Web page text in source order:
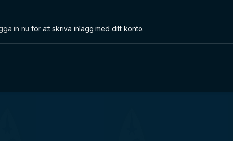
in nu för att skriva inlägg med ditt konto.